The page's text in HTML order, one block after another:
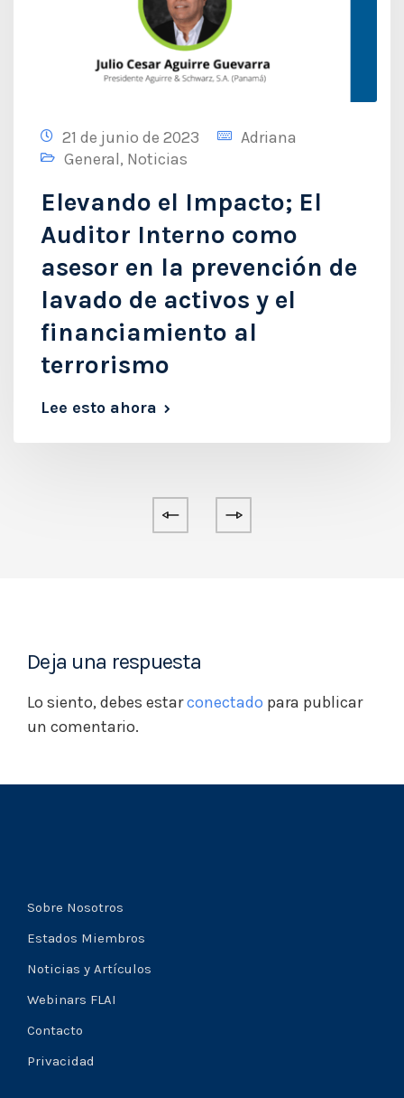
21 de junio de 2023
Adriana
General, Noticias
Elevando el Impacto; El
Auditor Interno como
asesor en la prevención de
lavado de activos y el
financiamiento al
terrorismo
Lee esto ahora
Deja una respuesta
Lo siento, debes estarconectado para publicar
un comentario.
Sobre Nosotros
Estados Miembros
Noticias y Artículos
Webinars FLAI
Contacto
Privacidad